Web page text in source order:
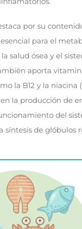
por su
para el
salud ósea y el
aporta
la B12 y la niacina
la producción de
del
síntesis de glóbulos